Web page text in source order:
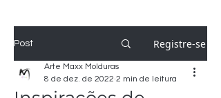
Post Registre-se
Arte Maxx Molduras
8 de dez. de 2022 2 min de leitura